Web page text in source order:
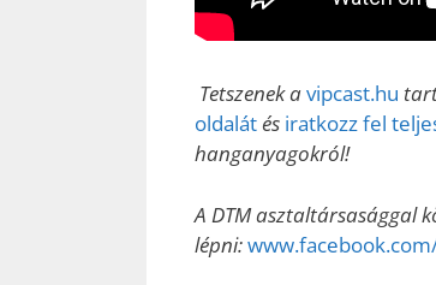
Tetszenek avipcast.hu
oldalátés iratkozz fel
hanganyagokról!
A DTM asztaltársasággal
lépni: